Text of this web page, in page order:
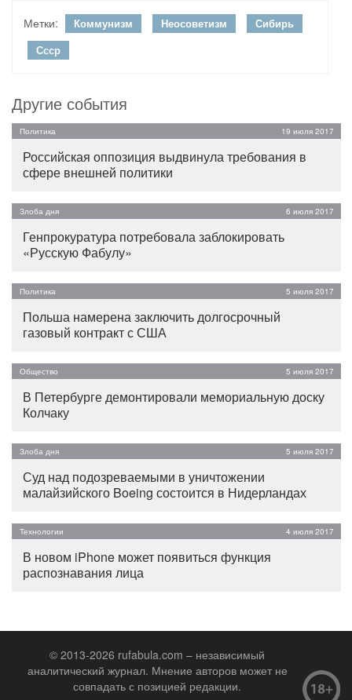
Метки: Коммунизм Неосоветизм
Сибирь
Ссср
Другие события
Политика 19 июля 2017
Российская оппозиция выдвинула требования в
сфере внешней политики
Злоба дня 6 июля 2017
Генпрокуратура потребовала заблокировать
«Русскую Фабулу»
Политика 5 июля 2017
Польша намерена заключить долгосрочный
газовый контракт с США
Общество 5 июля 2017
В Петербурге демонтировали мемориальную доску
Колчаку
Злоба дня 5 июля 2017
Суд над подозреваемыми в уничтожении
малайзийского Boeing состоится в Нидерландах
Технологии 4 июля 2017
В новом iPhone может появиться функция
распознавания лица
© 2013-2026 rufabula.com – независимый
аналитический журнал. Мнение авторов может не
совпадать с позицией редакции.